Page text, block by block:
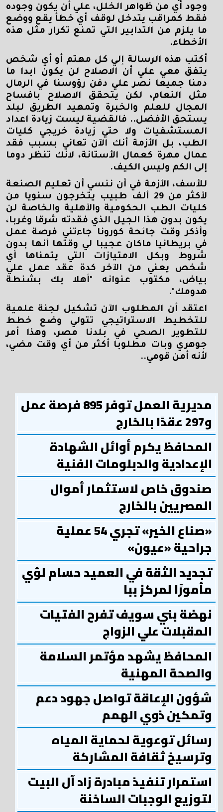
وجود أي من ظواهر الخلل، علي أن يكون وجوده
فقط كمراقب يتدخل لوقف أي خطأ يقع ووضع
ما يلزم من التدابير التي تمنع تكرار مثل هذه
الأخطاء.
أكتب هذه الرسالة إلي كل مهتم أو أي شخص
يتفق معي علي أن الاصلاح لن يكون ابدا ما
دمنا جميعا نصر علي دفن رؤوسنا في الرمال
مثل النعام، لكن يتحقق الاصلاح بافساح
المجال للعلم والخبرة وتمهيد الطريق لبلد
يستحق الأفضل.. فالقضية ليست زيادة اعداد
المستشفيات ولا حتي زيادة خريجي كليات
الطب، بل الأزمة أنك الآن تعاني بسبب فقد
عمال مهرة كعمال الأستانة، لانك تنظر دوما
إلى الكم وليس الكيف.
للأسف، الأزمة في أن ننسي أن تعليم الصنعة
لأكثر من 29 ألف طبيب يتخرجون سنويا من
كليات الطب الحكومية والأهلية والخاصة لن
يكون بدون هذا الجيل الذي فقدته شرقا وغربا،
وأذكر وقت جائحة كورونا جاءتني فرصة عمل
في بريطانيا ماكان عجيبا لي وقتها أنها بدون
شروط وبكل الامتيازات التي يتمناها أي
شخص يعني من الآخر كدة عقد عمل علي
بياض، مكتوب عنوانه "أهلا بك بشنطة
هدومك".
اعتقد أن المطلوب الآن تشكيل لجنة علمية
للتخطيط الاستراتيجي تتولي وضع خطط
للتطوير الصحي في بلدنا مصر، وهذا أمر
جوهري وبات مطلوبا أكثر من أي وقت مضي،
لأنه أمن قومي..
مديرية العمل توفر 895 فرصة عمل
و297 عقدًا بالخارج
المحافظ يكرم أوائل الشهادة
الإعدادية والدبلومات الفنية
صندوق خاص لاستثمار أموال
المصريين بالخارج
«صناع الخير» تجري 54 عملية
جراحية «عيون»
تجديد الثقة في العميد حسام لؤي
مأمورًا لمركز ببا
نهضة بني سويف تفرح الفتيات
المقبلات علي الزواج
المحافظ يشهد مؤتمر السلامة
والصحة المهنية
شؤون الإعاقة تواصل جهود دعم
وتمكين ذوي الهمم
رسائل توعوية لحماية المياه
وترسيخ ثقافة المشاركة
استمرار تنفيذ مبادرة زاد آل البيت
لتوزيع الوجبات الساخنة